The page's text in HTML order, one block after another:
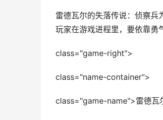
雷德瓦尔的失落传说：侦察兵
玩家在游戏进程里，要依靠勇
class="game-right">
class="name-container">
class="game-name">雷德瓦